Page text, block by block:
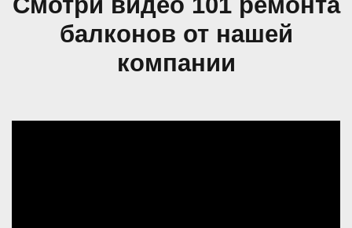
балконов от нашей
компании